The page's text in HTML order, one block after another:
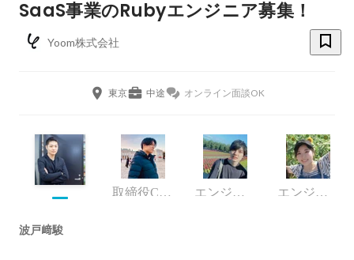
SaaS事業のRubyエンジニア募集！
Yoom株式会社
東京 中途 オンライン面談OK
取締役CTO、COO エンジニア エンジニア
波戸﨑駿